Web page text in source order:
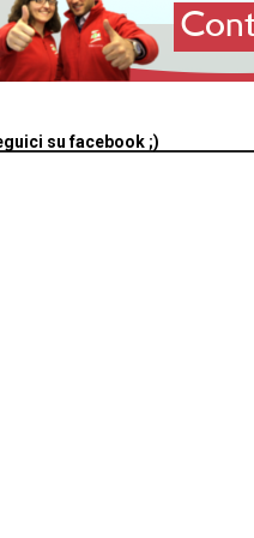
su facebook ;)